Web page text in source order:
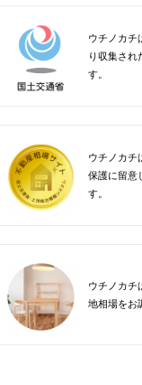
ウチノカチ
り収集され
す。
ウチノカチ
保護に留意
す。
ウチノカチ
地相場をお